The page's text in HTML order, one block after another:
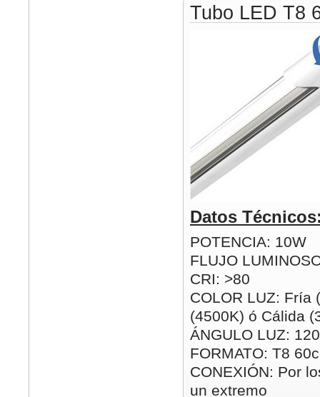
Tubo LED T8
Datos
POTENCIA: 10W
FLUJO
CRI: >80
COLOR LUZ: Fría
(4500K) ó Cálida
ÁNGULO LUZ:
FORMATO: T8
CONEXIÓN: Por
un extremo